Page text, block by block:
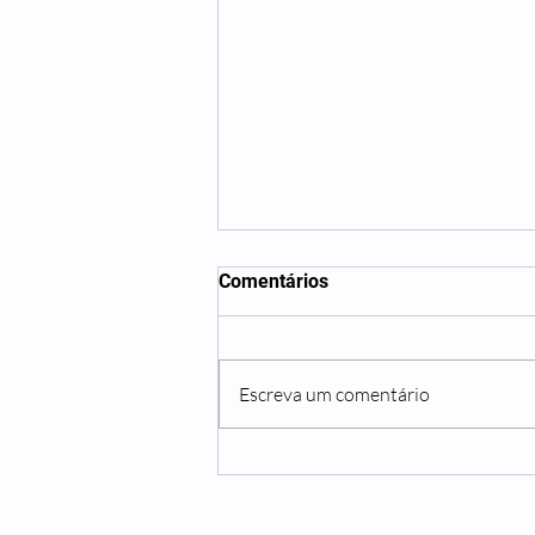
Comentários
Escreva um comentário